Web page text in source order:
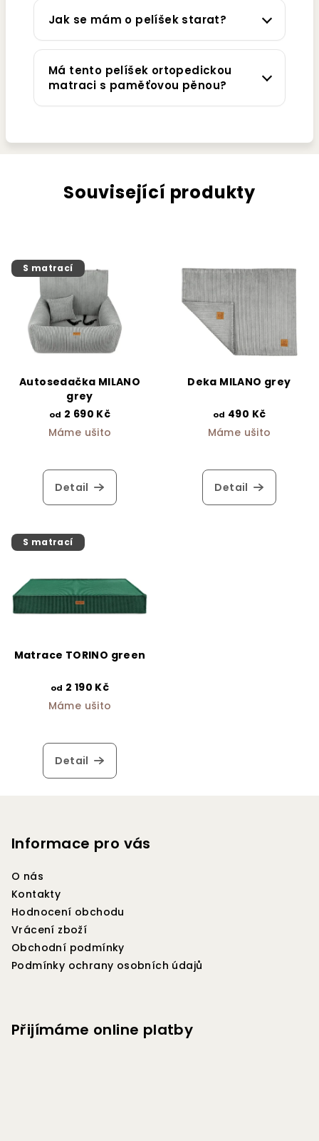
Jak se mám o pelíšek starat?
Má tento pelíšek ortopedickou
matraci s paměťovou pěnou?
Související produkty
S matrací
Autosedačka MILANO
grey
od 2 690 Kč
Máme ušito
Detail
Deka MILANO grey
od 490 Kč
Máme ušito
Detail
S matrací
Matrace TORINO green
od 2 190 Kč
Máme ušito
Detail
Informace pro vás
O nás
Kontakty
Hodnocení obchodu
Vrácení zboží
Obchodní podmínky
Podmínky ochrany osobních údajů
Přijímáme online platby